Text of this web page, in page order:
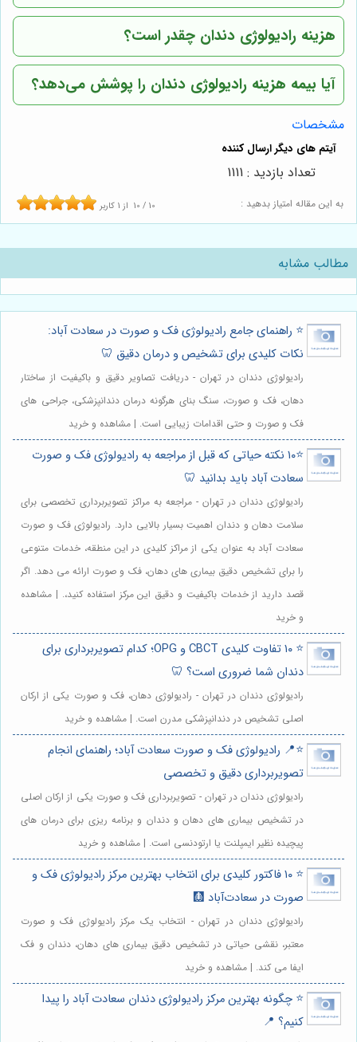
هزینه رادیولوژی دندان چقدر است؟
آیا بیمه هزینه رادیولوژی دندان را پوشش می‌دهد؟
مشخصات
به این مقاله امتیاز بدهید : 10 / 10 از 1 کاربر
تعداد بازدید : 1111
مطالب مشابه
⭐️ راهنمای جامع رادیولوژی فک و صورت در سعادت آباد:
نکات کلیدی برای تشخیص و درمان دقیق 🦷
رادیولوژی دندان در تهران - دریافت تصاویر دقیق و باکیفیت از ساختار
دهان، فک و صورت، سنگ بنای هرگونه درمان دندانپزشکی، جراحی های
فک و صورت و حتی اقدامات زیبایی است. | مشاهده و خرید
⭐️۱۰ نکته حیاتی که قبل از مراجعه به رادیولوژی فک و صورت
سعادت آباد باید بدانید 🦷
رادیولوژی دندان در تهران - مراجعه به مراکز تصویربرداری تخصصی برای
سلامت دهان و دندان اهمیت بسیار بالایی دارد. رادیولوژی فک و صورت
سعادت آباد به عنوان یکی از مراکز کلیدی در این منطقه، خدمات متنوعی
را برای تشخیص دقیق بیماری های دهان، فک و صورت ارائه می دهد. اگر
قصد دارید از خدمات باکیفیت و دقیق این مرکز استفاده کنید،. | مشاهده
و خرید
⭐️ ۱۰ تفاوت کلیدی CBCT و OPG؛ کدام تصویربرداری برای
دندان شما ضروری است؟ 🦷
رادیولوژی دندان در تهران - رادیولوژی دهان، فک و صورت یکی از ارکان
اصلی تشخیص در دندانپزشکی مدرن است. | مشاهده و خرید
⭐️📍 رادیولوژی فک و صورت سعادت آباد؛ راهنمای انجام
تصویربرداری دقیق و تخصصی
رادیولوژی دندان در تهران - تصویربرداری فک و صورت یکی از ارکان اصلی
در تشخیص بیماری های دهان و دندان و برنامه ریزی برای درمان های
پیچیده نظیر ایمپلنت یا ارتودنسی است. | مشاهده و خرید
⭐️ ۱۰ فاکتور کلیدی برای انتخاب بهترین مرکز رادیولوژی فک و
صورت در سعادت‌آباد 🩻
رادیولوژی دندان در تهران - انتخاب یک مرکز رادیولوژی فک و صورت
معتبر، نقشی حیاتی در تشخیص دقیق بیماری های دهان، دندان و فک
ایفا می کند. | مشاهده و خرید
⭐️ چگونه بهترین مرکز رادیولوژی دندان سعادت آباد را پیدا
کنیم؟ 📍